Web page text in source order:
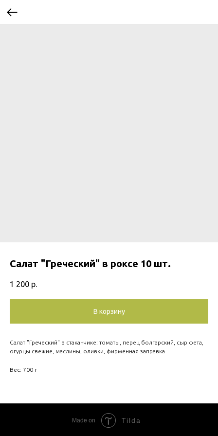
Салат "Греческий" в роксе 10 шт.
1 200 р.
В корзину
Салат "Греческий" в стаканчике: томаты, перец болгарский, сыр фета,
огурцы свежие, маслины, оливки, фирменная заправка
Вес: 700 г
Made on Tilda